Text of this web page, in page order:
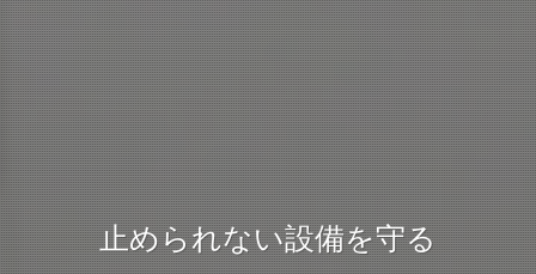
止められない設備を守る 非常用バ
フリーザーは30分で危険温度へ
止められない設備を守る